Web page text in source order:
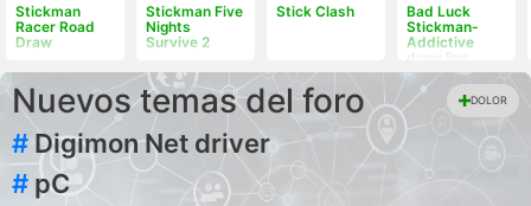
Stickman
Racer Road
Draw
Stickman Five
Nights
Survive 2
Stick Clash
Bad Luck
Stickman-
Addictive
draw line
casual game
Nuevos temas del foro DOLOR
# Digimon Net driver
# pC